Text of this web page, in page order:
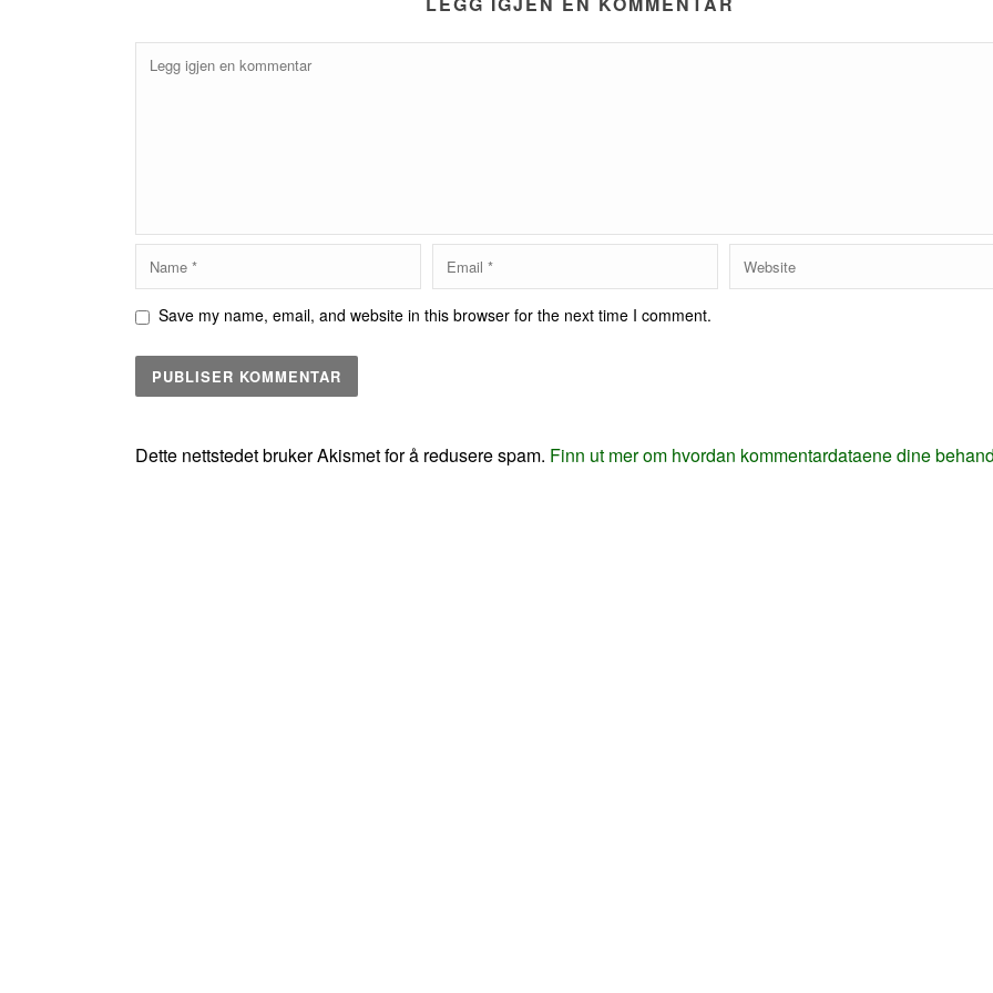
Save my name, email, and website in this browser for the next time I comment.
Dette nettstedet bruker Akismet for å redusere spam. Finn ut mer om hvordan kommentardataene dine